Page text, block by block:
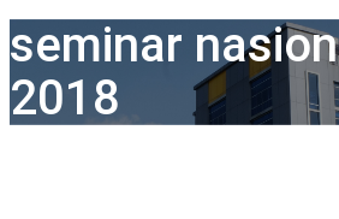
seminar
2018